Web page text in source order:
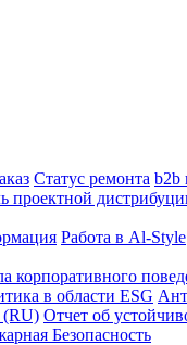
Статус ремонта b2b
проектной
Работа в Al-Style
корпоративного
в области ESG
(RU) Отчет об
Безопасность